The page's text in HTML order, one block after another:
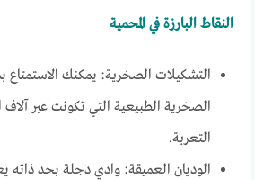
النقاط البارزة في المحمية
التشكيلات الصخرية: يمكنك الاستمتاع
الصخرية الطبيعية التي تكونت عبر
التعرية.
الوديان العميقة: وادي دجلة بحد ذاته